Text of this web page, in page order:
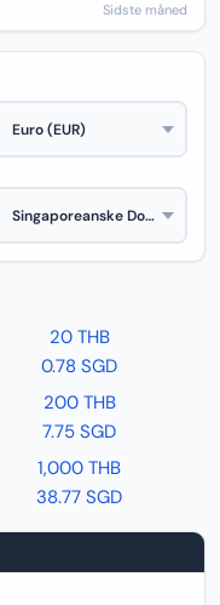
Sidste måned
20 THB
0.78 SGD
200 THB
7.75 SGD
1,000 THB
38.77 SGD